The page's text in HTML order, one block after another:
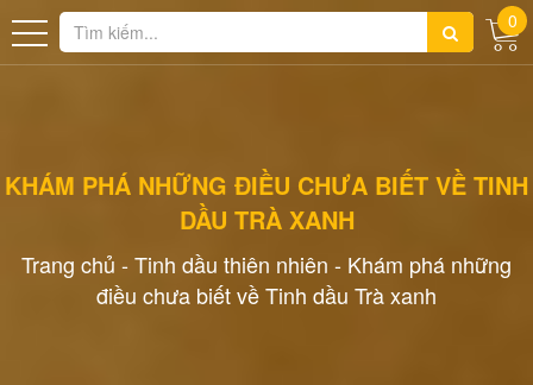
0
KHÁM PHÁ NHỮNG ĐIỀU CHƯA BIẾT VỀ TINH
DẦU TRÀ XANH
Trang chủ -Tinh dầu thiên nhiên - Khám phá những
điều chưa biết về Tinh dầu Trà xanh